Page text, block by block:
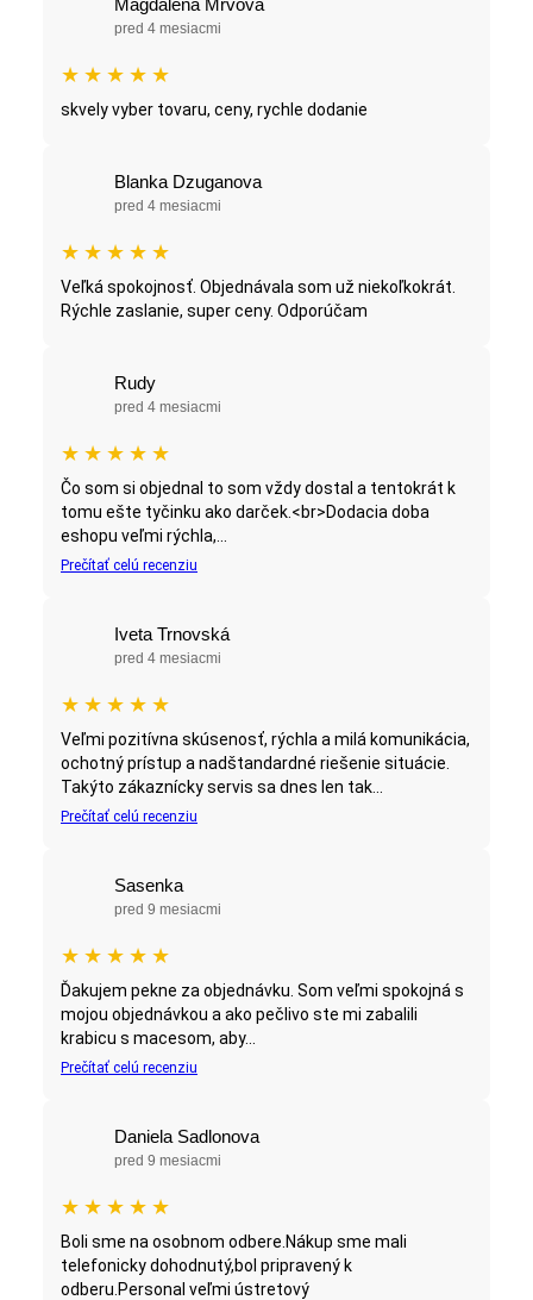
pred 4 mesiacmi
★ ★ ★ ★ ★
skvely vyber tovaru, ceny, rychle dodanie
Blanka Dzuganova
pred 4 mesiacmi
★ ★ ★ ★ ★
Veľká spokojnosť. Objednávala som už niekoľkokrát.
Rýchle zaslanie, super ceny. Odporúčam
Rudy
pred 4 mesiacmi
★ ★ ★ ★ ★
Čo som si objednal to som vždy dostal a tentokrát k
tomu ešte tyčinku ako darček.<br>Dodacia doba
eshopu veľmi rýchla,...
Prečítať celú recenziu
Iveta Trnovská
pred 4 mesiacmi
★ ★ ★ ★ ★
Veľmi pozitívna skúsenosť, rýchla a milá komunikácia,
ochotný prístup a nadštandardné riešenie situácie.
Takýto zákaznícky servis sa dnes len tak...
Prečítať celú recenziu
Sasenka
pred 9 mesiacmi
★ ★ ★ ★ ★
Ďakujem pekne za objednávku. Som veľmi spokojná s
mojou objednávkou a ako pečlivo ste mi zabalili
krabicu s macesom, aby...
Prečítať celú recenziu
Daniela Sadlonova
pred 9 mesiacmi
★ ★ ★ ★ ★
Boli sme na osobnom odbere.Nákup sme mali
telefonicky dohodnutý,bol pripravený k
odberu.Personal veľmi ústretový